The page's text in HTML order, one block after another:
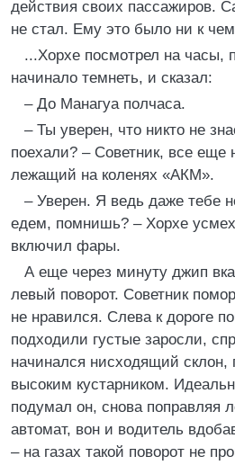
действия своих пассажиров.
не стал. Ему это было ни к
...Хорхе посмотрел на часы,
начинало темнеть, и сказал:
– До Манагуа полчаса.
– Ты уверен, что никто не
поехали? – Советник, все еще
лежащий на коленях «АКМ».
– Уверен. Я ведь даже тебе
едем, помнишь? – Хорхе
включил фары.
А еще через минуту джип
левый поворот. Советник
не нравился. Слева к дороге
подходили густые заросли,
начинался нисходящий склон,
высоким кустарником.
подумал он, снова поправляя
автомат, вон и водитель
– на газах такой поворот не